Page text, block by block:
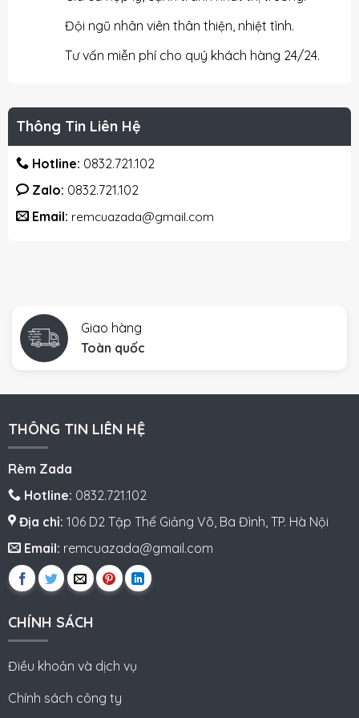
Đội ngũ nhân viên thân thiện, nhiệt tình.
Tư vấn miễn phí cho quý khách hàng 24/24.
Thông Tin Liên Hệ
Hotline: 0832.721.102
Zalo: 0832.721.102
Email: remcuazada@gmail.com
Giao hàng
Toàn quốc
THÔNG TIN LIÊN HỆ
Rèm Zada
Hotline: 0832.721.102
Địa chỉ: 106 D2 Tập Thể Giảng Võ, Ba Đình, TP. Hà Nội
Email: remcuazada@gmail.com
CHÍNH SÁCH
Điều khoản và dịch vụ
Chính sách công ty